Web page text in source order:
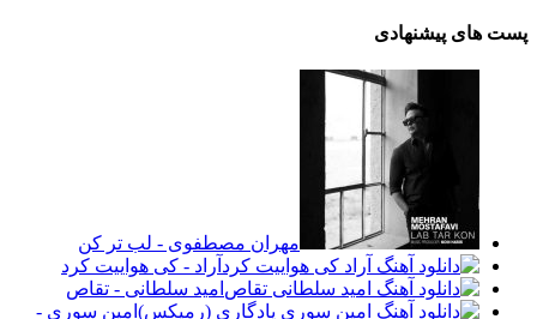
پست های پیشنهادی
مهران مصطفوی - لب تر کن
آراد - کی هواییت کرد
امید سلطانی - تقاص
امین سوری -